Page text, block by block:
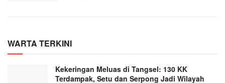
WARTA TERKINI
Kekeringan Meluas di Tangsel: 130 KK
Terdampak, Setu dan Serpong Jadi Wilayah